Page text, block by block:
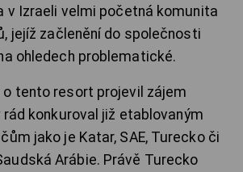
v Izraeli velmi početná komunita
jejíž začlenění do společnosti
ohledech problematické.
o tento resort projevil zájem
rád konkuroval již etablovaným
jako je Katar, SAE, Turecko či
Arábie. Právě Turecko